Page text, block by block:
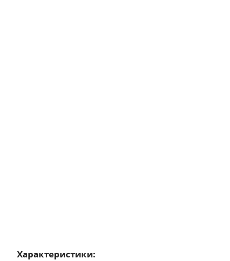
Характеристики: